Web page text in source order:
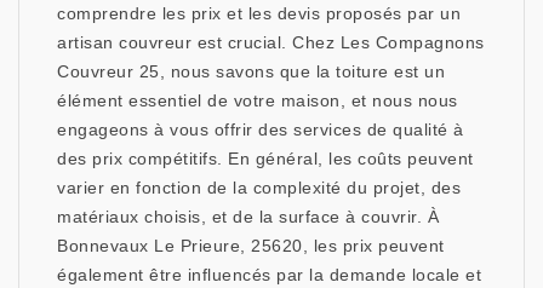
comprendre les prix et les devis proposés par un
artisan couvreur est crucial. Chez Les Compagnons
Couvreur 25, nous savons que la toiture est un
élément essentiel de votre maison, et nous nous
engageons à vous offrir des services de qualité à
des prix compétitifs. En général, les coûts peuvent
varier en fonction de la complexité du projet, des
matériaux choisis, et de la surface à couvrir. À
Bonnevaux Le Prieure, 25620, les prix peuvent
également être influencés par la demande locale et